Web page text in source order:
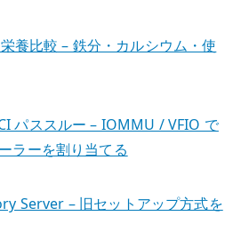
養比較 – 鉄分・カルシウム・使
パススルー – IOMMU / VFIO で
ラーを割り当てる
Server – 旧セットアップ方式を